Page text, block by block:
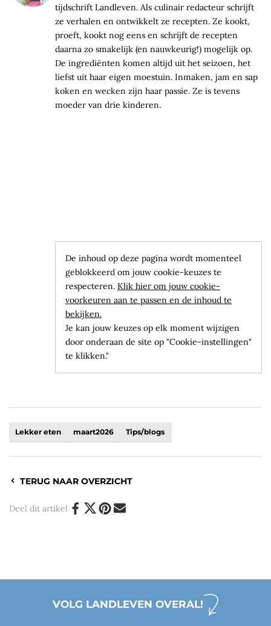
tijdschrift Landleven. Als culinair redacteur schrijft
ze verhalen en ontwikkelt ze recepten. Ze kookt,
proeft, kookt nog eens en schrijft de recepten
daarna zo smakelijk (en nauwkeurig!) mogelijk op.
De ingrediënten komen altijd uit het seizoen, het
liefst uit haar eigen moestuin. Inmaken, jam en sap
koken en wecken zijn haar passie. Ze is tevens
moeder van drie kinderen.
De inhoud op deze pagina wordt momenteel
geblokkeerd om jouw cookie-keuzes te
respecteren. Klik hier om jouw cookie-
voorkeuren aan te passen en de inhoud te
bekijken.
Je kan jouw keuzes op elk moment wijzigen
door onderaan de site op "Cookie-instellingen"
te klikken."
Lekker eten maart2026 Tips/blogs
TERUG NAAR OVERZICHT
Deel dit artikel
VOLG LANDLEVEN OVERAL!